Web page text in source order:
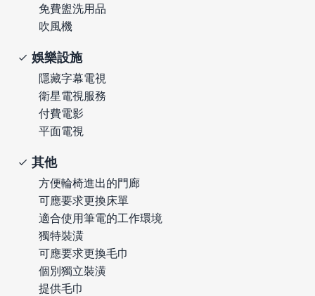
免費盥洗用品
吹風機
娛樂設施
隱藏字幕電視
衛星電視服務
付費電影
平面電視
其他
方便輪椅進出的門廊
可應要求更換床單
適合使用筆電的工作環境
獨特裝潢
可應要求更換毛巾
個別獨立裝潢
提供毛巾